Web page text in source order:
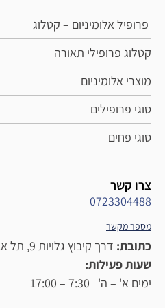
פרופיל אלומיניום – קטלוג
קטלוג פרופילי תאורה
מוצרי אלומיניום
סוגי פרופילים
סוגי פחים
צרו קשר
0723304488
מספר מקשר
כתובת: דרך קיבוץ גלויות 9, תל אביב
שעות פעילות:
ימים א' – ה' 7:30 – 17:00